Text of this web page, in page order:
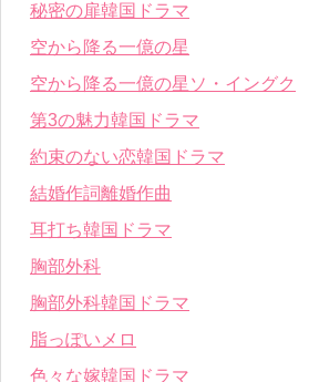
秘密の扉韓国ドラマ
空から降る一億の星
空から降る一億の星ソ・イングク
第3の魅力韓国ドラマ
約束のない恋韓国ドラマ
結婚作詞離婚作曲
耳打ち韓国ドラマ
胸部外科
胸部外科韓国ドラマ
脂っぽいメロ
色々な嫁韓国ドラマ